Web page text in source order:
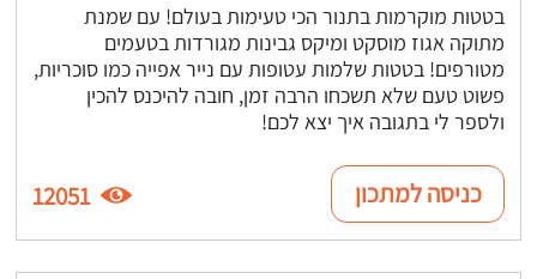
בטטות מוקרמות בתנור הכי טעימות בעולם! עם שמנת
מתוקה אגוז מוסקט ומיקס גבינות מגורדות בטעמים
מטורפים! בטטות שלמות עטופות עם נייר אפייה כמו סוכריות,
פשוט טעם שלא תשכחו הרבה זמן, חובה להיכנס להכין
ולספר לי בתגובה איך יצא לכם!
כניסה למתכון 12051